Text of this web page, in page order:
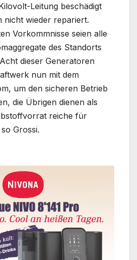
Leitung beschädigt
nicht wieder repariert.
Vorkommnisse seien alle
des Standorts
dieser Generatoren
nun mit dem
um den sicheren Betrieb
die Übrigen dienen als
reiche für
Grossi.